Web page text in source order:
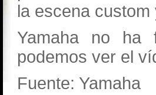
la escena custom
Yamaha no ha
podemos ver el
Fuente: Yamaha